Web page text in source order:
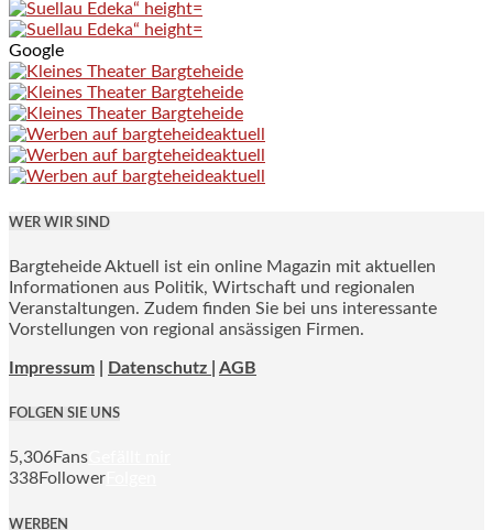
Google
WER WIR SIND
Bargteheide Aktuell ist ein online Magazin mit aktuellen
Informationen aus Politik, Wirtschaft und regionalen
Veranstaltungen. Zudem finden Sie bei uns interessante
Vorstellungen von regional ansässigen Firmen.
Impressum Datenschutz | AGB
FOLGEN SIE UNS
5,306Fans
338Follower
WERBEN